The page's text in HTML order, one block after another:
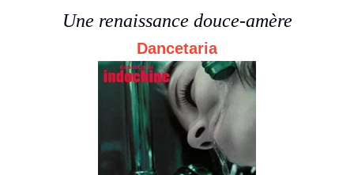
Une renaissance douce-amère
Dancetaria